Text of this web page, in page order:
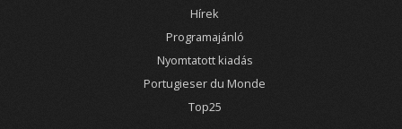
Hírek
Programajánló
Nyomtatott kiadás
Portugieser du Monde
Top25